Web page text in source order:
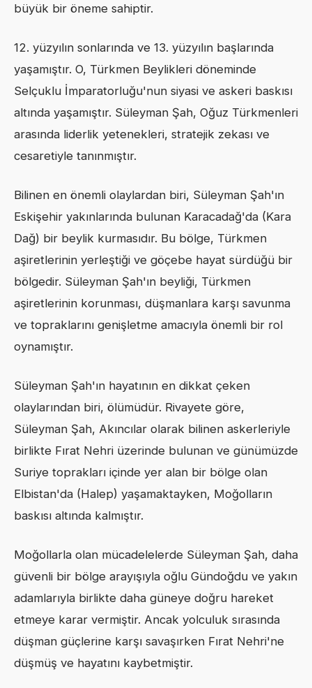
büyük bir öneme sahiptir.
12. yüzyılın sonlarında ve 13. yüzyılın başlarında
yaşamıştır. O, Türkmen Beylikleri döneminde
Selçuklu İmparatorluğu'nun siyasi ve askeri baskısı
altında yaşamıştır. Süleyman Şah, Oğuz Türkmenleri
arasında liderlik yetenekleri, stratejik zekası ve
cesaretiyle tanınmıştır.
Bilinen en önemli olaylardan biri, Süleyman Şah'ın
Eskişehir yakınlarında bulunan Karacadağ'da (Kara
Dağ) bir beylik kurmasıdır. Bu bölge, Türkmen
aşiretlerinin yerleştiği ve göçebe hayat sürdüğü bir
bölgedir. Süleyman Şah'ın beyliği, Türkmen
aşiretlerinin korunması, düşmanlara karşı savunma
ve topraklarını genişletme amacıyla önemli bir rol
oynamıştır.
Süleyman Şah'ın hayatının en dikkat çeken
olaylarından biri, ölümüdür. Rivayete göre,
Süleyman Şah, Akıncılar olarak bilinen askerleriyle
birlikte Fırat Nehri üzerinde bulunan ve günümüzde
Suriye toprakları içinde yer alan bir bölge olan
Elbistan'da (Halep) yaşamaktayken, Moğolların
baskısı altında kalmıştır.
Moğollarla olan mücadelelerde Süleyman Şah, daha
güvenli bir bölge arayışıyla oğlu Gündoğdu ve yakın
adamlarıyla birlikte daha güneye doğru hareket
etmeye karar vermiştir. Ancak yolculuk sırasında
düşman güçlerine karşı savaşırken Fırat Nehri'ne
düşmüş ve hayatını kaybetmiştir.